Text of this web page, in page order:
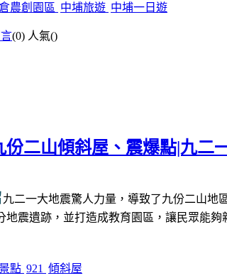
農創園區 中埔旅遊 中埔一日遊
(0) 人氣()
份二山傾斜屋、震爆點|九
九二一大地震驚人力量，導致了九份二山地
震遺跡，並打造成教育園區，讓民眾能夠
點 921 傾斜屋